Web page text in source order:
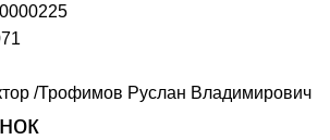
/Трофимов Руслан Владимирович